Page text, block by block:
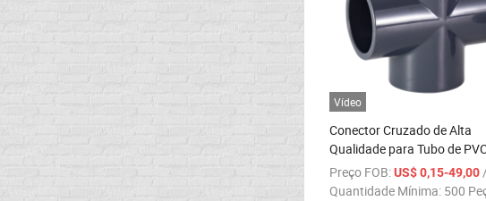
Vídeo
Conector Cruzado de Alta
Qualidade para Tubo de
UPVC Fittings-Pn16
Preço FOB:US$ 0,15-49,00
Quantidade Mínima: 500